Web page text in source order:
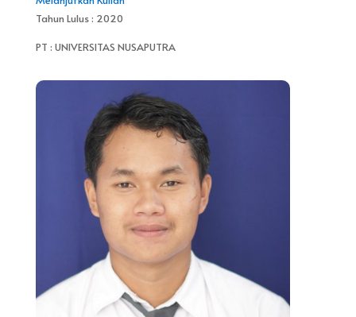
Tahun Lulus : 2020
PT : UNIVERSITAS NUSAPUTRA